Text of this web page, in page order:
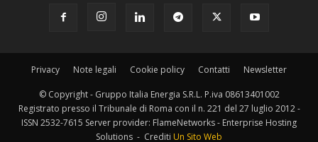
Privacy Note legali Cookie policy Contatti Newsletter
© Copyright - Gruppo Italia Energia S.R.L. P.iva 08613401002
Registrato presso il Tribunale di Roma con il n. 221 del 27 luglio 2012 -
ISSN 2532-7615 Server provider: FlameNetworks - Enterprise Hosting
Solutions - Crediti Un Sito Web